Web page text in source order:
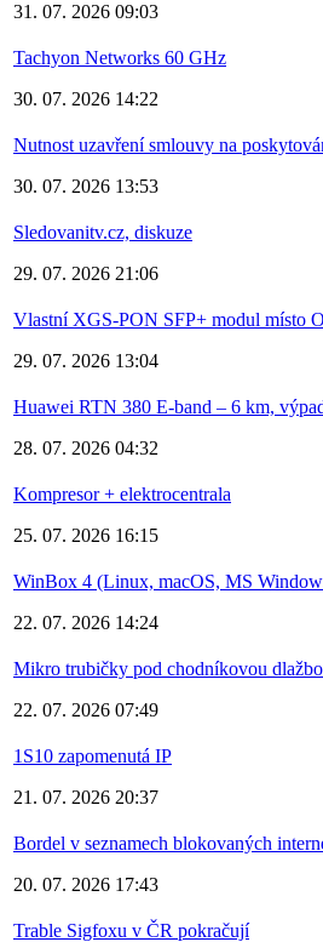
31. 07. 2026 09:03
Tachyon Networks 60 GHz
30. 07. 2026 14:22
Nutnost uzavření smlouvy na
30. 07. 2026 13:53
Sledovanitv.cz, diskuze
29. 07. 2026 21:06
Vlastní XGS-PON SFP+ modul místo
29. 07. 2026 13:04
Huawei RTN 380 E-band – 6 km,
28. 07. 2026 04:32
Kompresor + elektrocentrala
25. 07. 2026 16:15
WinBox 4 (Linux, macOS, MS
22. 07. 2026 14:24
Mikro trubičky pod chodníkovou
22. 07. 2026 07:49
1S10 zapomenutá IP
21. 07. 2026 20:37
Bordel v seznamech blokovaných
20. 07. 2026 17:43
Trable Sigfoxu v ČR pokračují